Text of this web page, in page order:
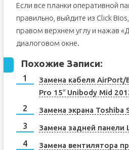
Если все планки оперативной
правильно, выйдите из Click
правом верхнем углу и нажав
диалоговом окне.
Похожие Записи:
Замена кабеля
Pro 15″ Unibody Mid
Замена экрана Toshiba
Замена задней панели
Замена вентилятора